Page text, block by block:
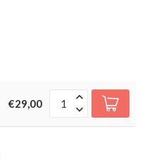
€29,00